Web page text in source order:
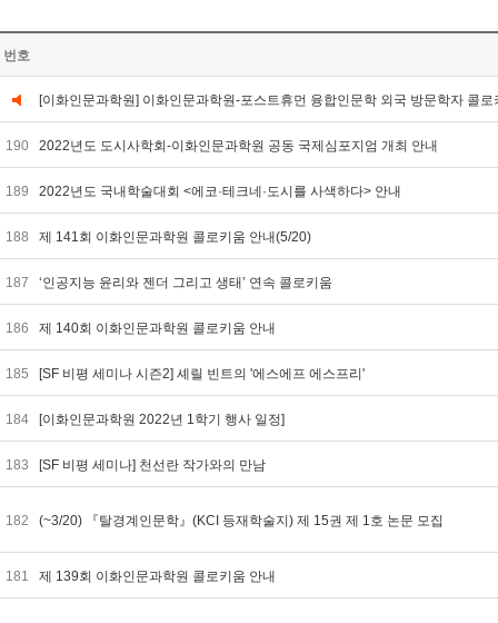
번호
[이화인문과학원] 이화인문과학원-포스트휴먼 융합인문학 외국 방문학자 콜로
190 2022년도 도시사학회-이화인문과학원 공동 국제심포지엄 개최 안내
189 2022년도 국내학술대회 <에코·테크네·도시를 사색하다> 안내
188 제 141회 이화인문과학원 콜로키움 안내(5/20)
187 ‘인공지능 윤리와 젠더 그리고 생태’ 연속 콜로키움
186 제 140회 이화인문과학원 콜로키움 안내
185 [SF 비평 세미나 시즌2] 셰릴 빈트의 '에스에프 에스프리'
184 [이화인문과학원 2022년 1학기 행사 일정]
183 [SF 비평 세미나] 천선란 작가와의 만남
182 (~3/20) 『탈경계인문학』(KCI 등재학술지) 제 15권 제 1호 논문 모집
181 제 139회 이화인문과학원 콜로키움 안내